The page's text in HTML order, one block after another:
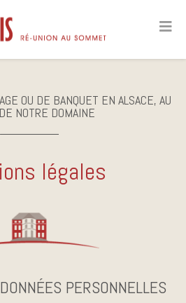
OU DE BANQUET EN ALSACE, AU
NOTRE DOMAINE
légales
PERSONNELLES